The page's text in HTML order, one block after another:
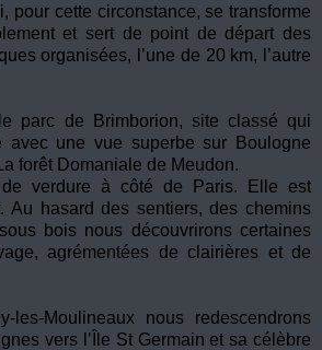
pour cette circonstance, se transforme
et sert de point de départ des
organisées, l’une de 20 km, l’autre
parc de Brimborion, site classé qui
avec une vue superbe sur Boulogne
forêt Domaniale de Meudon.
verdure à côté de Paris. Elle est
Au hasard des sentiers, des chemins
bois nous découvrirons certaines
agrémentées de clairières et de
les-Moulineaux nous redescendrons
vers l’Île St Germain et sa célèbre